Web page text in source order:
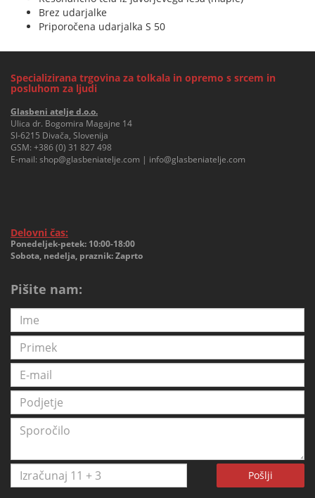
Brez udarjalke
Priporočena udarjalka S 50
Specializirana trgovina za tolkala in opremo s srcem in
posluhom za ljudi
Glasbeni atelje d.o.o.
Ulica dr. Bogomira Magajne 14
SI-6215 Divača, Slovenija
GSM: +386 (0) 31 827 498
E-mail: shop@glasbeniatelje.com | info@glasbeniatelje.com
Delovni čas:
Ponedeljek-petek: 10:00-18:00
Sobota, nedelja, praznik: Zaprto
Pišite nam:
Pošlji